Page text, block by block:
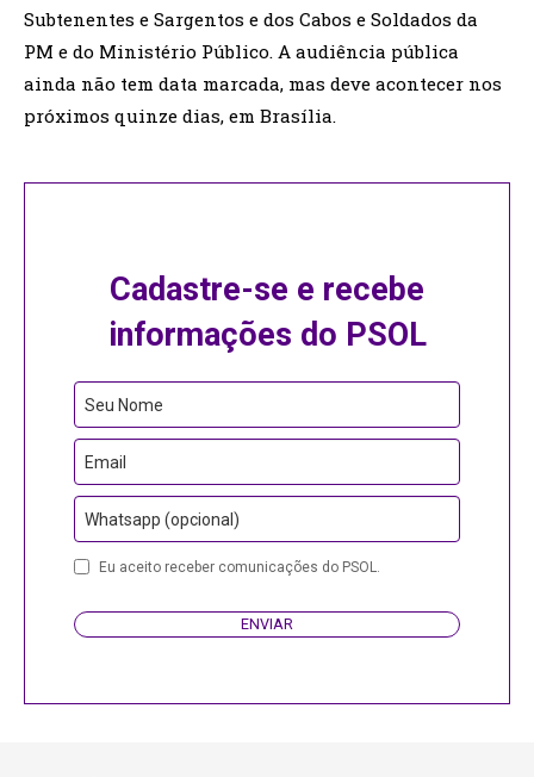
Subtenentes e Sargentos e dos Cabos e Soldados da
PM e do Ministério Público. A audiência pública
ainda não tem data marcada, mas deve acontecer nos
próximos quinze dias, em Brasília.
Cadastre-se e recebe
informações do PSOL
Seu Nome
Email
Whatsapp (opcional)
Eu aceito receber comunicações do PSOL.
ENVIAR